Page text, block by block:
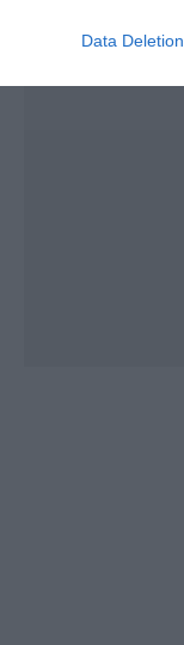
Data Deletion